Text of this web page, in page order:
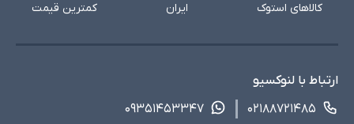
کالاهای استوک
ایران
کمترین قیمت
ارتباط با لنوکسیو
۰۲۱۸۸۷۲۱۴۸۵
۰۹۳۵۱۴۵۳۳۴۷